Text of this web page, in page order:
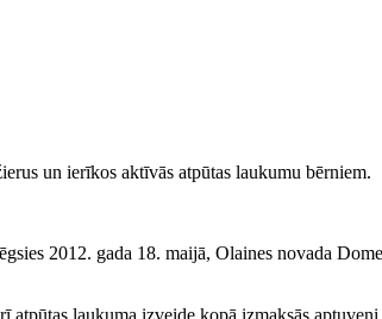
un ierīkos aktīvās atpūtas laukumu bērniem.
2012. gada 18. maijā, Olaines novada
atpūtas laukuma izveide kopā izmaksās